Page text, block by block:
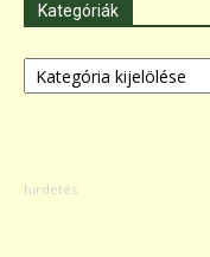
Kategóriák
Kategóriák